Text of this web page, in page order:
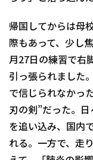
帰国してからは母
際もあって、少し
月27日の練習で右
引っ張られました
で信じられなかっ
刃の剣”だった。
を追い込み、国内
れる。一方で、走